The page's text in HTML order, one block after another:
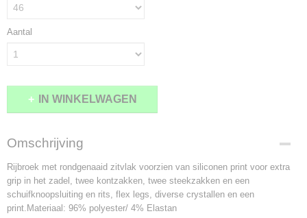
Aantal
IN WINKELWAGEN
Omschrijving
Rijbroek met rondgenaaid zitvlak voorzien van siliconen print voor extra
grip in het zadel, twee kontzakken, twee steekzakken en een
schuifknoopsluiting en rits, flex legs, diverse crystallen en een
print.Materiaal: 96% polyester/ 4% Elastan